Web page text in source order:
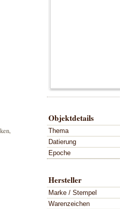
Objektdetails
Thema
Datierung
Epoche
Hersteller
Marke / Stempel
Warenzeichen